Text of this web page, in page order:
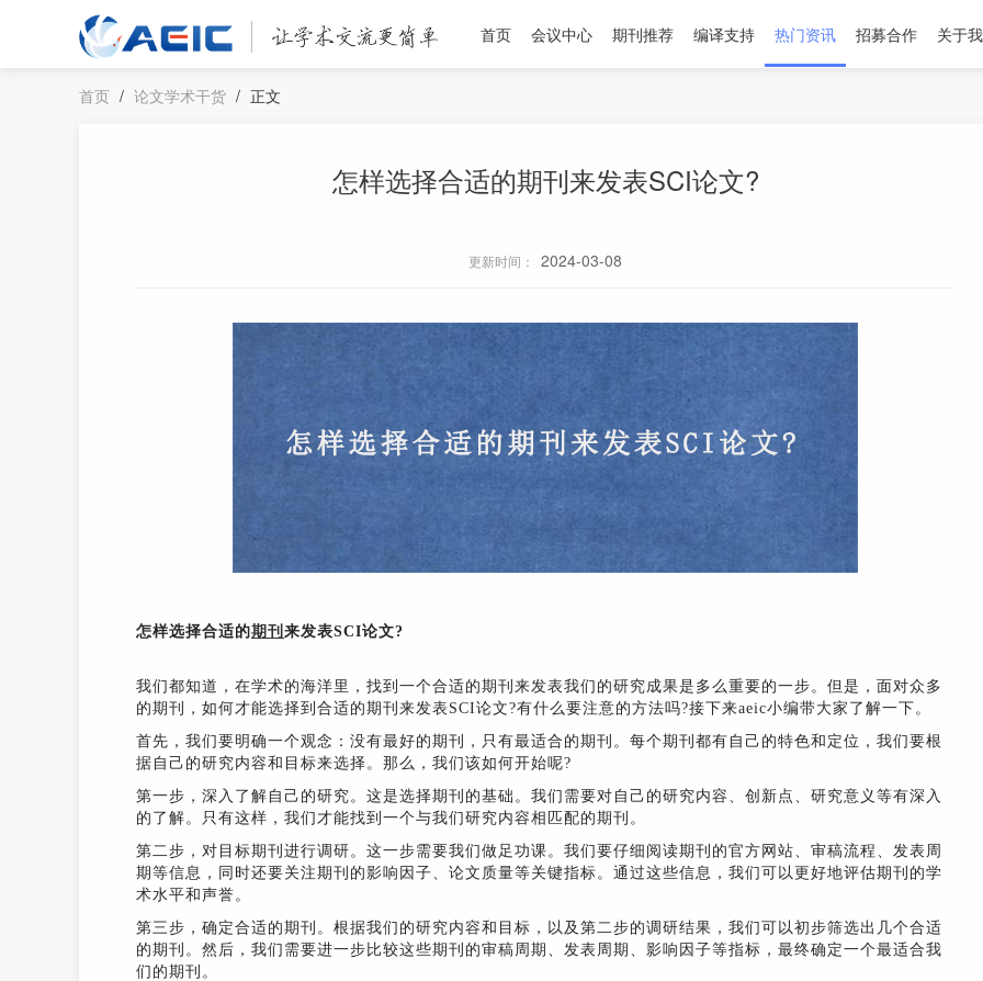
首页 会议中心 期刊推荐 编译支持 热门资讯 招募合作 关于
首页 / 论文学术干货 / 正文
怎样选择合适的期刊来发表SCI论文?
更新时间： 2024-03-08
怎样选择合适的期刊 来发表SCI论文?
我们都知道，在学术的海洋里，找到一个合适的期刊来发表我们的研究成果是多么重要的一步。但是，面对众多
的期刊，如何才能选择到合适的期刊来发表SCI论文?有什么要注意的方法吗?接下来aeic小编带大家了解一下。
首先，我们要明确一个观念：没有最好的期刊，只有最适合的期刊。每个期刊都有自己的特色和定位，我们要根
据自己的研究内容和目标来选择。那么，我们该如何开始呢?
第一步，深入了解自己的研究。这是选择期刊的基础。我们需要对自己的研究内容、创新点、研究意义等有深入
的了解。只有这样，我们才能找到一个与我们研究内容相匹配的期刊。
第二步，对目标期刊进行调研。这一步需要我们做足功课。我们要仔细阅读期刊的官方网站、审稿流程、发表周
期等信息，同时还要关注期刊的影响因子、论文质量等关键指标。通过这些信息，我们可以更好地评估期刊的学
术水平和声誉。
第三步，确定合适的期刊。根据我们的研究内容和目标，以及第二步的调研结果，我们可以初步筛选出几个合适
的期刊。然后，我们需要进一步比较这些期刊的审稿周期、发表周期、影响因子等指标，最终确定一个最适合我
们的期刊。